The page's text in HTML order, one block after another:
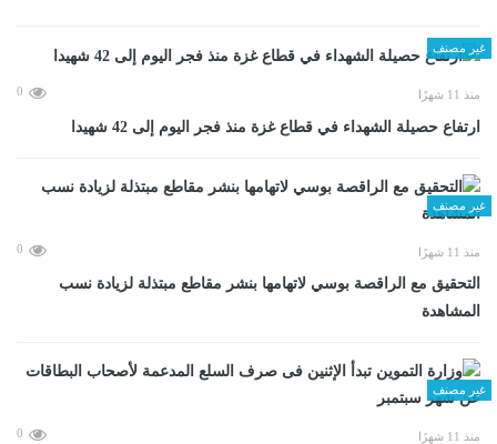
غير مصنف
منذ 11 شهرًا 0
ارتفاع حصيلة الشهداء في قطاع غزة منذ فجر اليوم إلى 42 شهيدا
غير مصنف
منذ 11 شهرًا 0
التحقيق مع الراقصة بوسي لاتهامها بنشر مقاطع مبتذلة لزيادة نسب
المشاهدة
غير مصنف
منذ 11 شهرًا 0